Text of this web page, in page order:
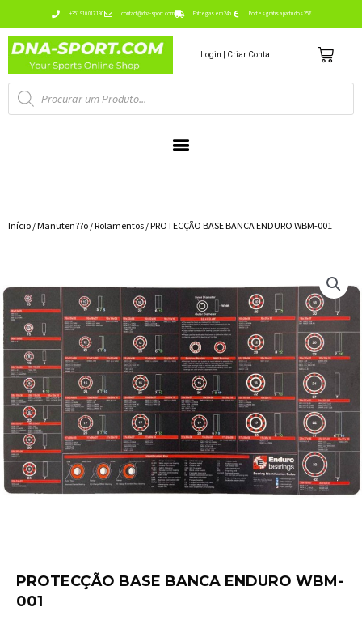
para
conteúdo
+351 910 017 190 contact@dna-sport.com Entregas em 24h Portes grátis a partir dos 25€
Login | Criar Conta
Pesquisa
de
produtos
Início / Manuten??o / Rolamentos / PROTECÇÃO BASE BANCA ENDURO WBM-001
PROTECÇÃO BASE BANCA ENDURO WBM-
001